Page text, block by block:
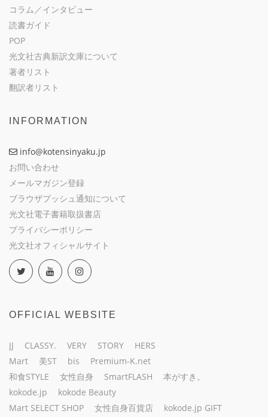
コラム／インタビュー
読書ガイド
POP
光文社古典新訳文庫について
著者リスト
翻訳者リスト
INFORMATION
info@kotensinyaku.jp
お問い合わせ
メールマガジン登録
ブラウザプッシュ通知について
光文社電子書籍取扱書店
プライバシーポリシー
光文社オフィシャルサイト
OFFICIAL WEBSITE
JJ CLASSY. VERY STORY
HERS
Mart
美ST bis
Premium-K.net
和食STYLE
女性自身 SmartFLASH
本がすき。
kokode.jp
kokode Beauty
Mart SELECT SHOP
女性自身百貨店 kokode.jp GIFT